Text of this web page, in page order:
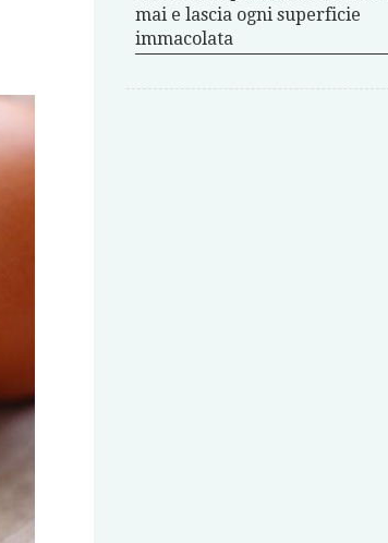
mai e lascia ogni superficie
immacolata